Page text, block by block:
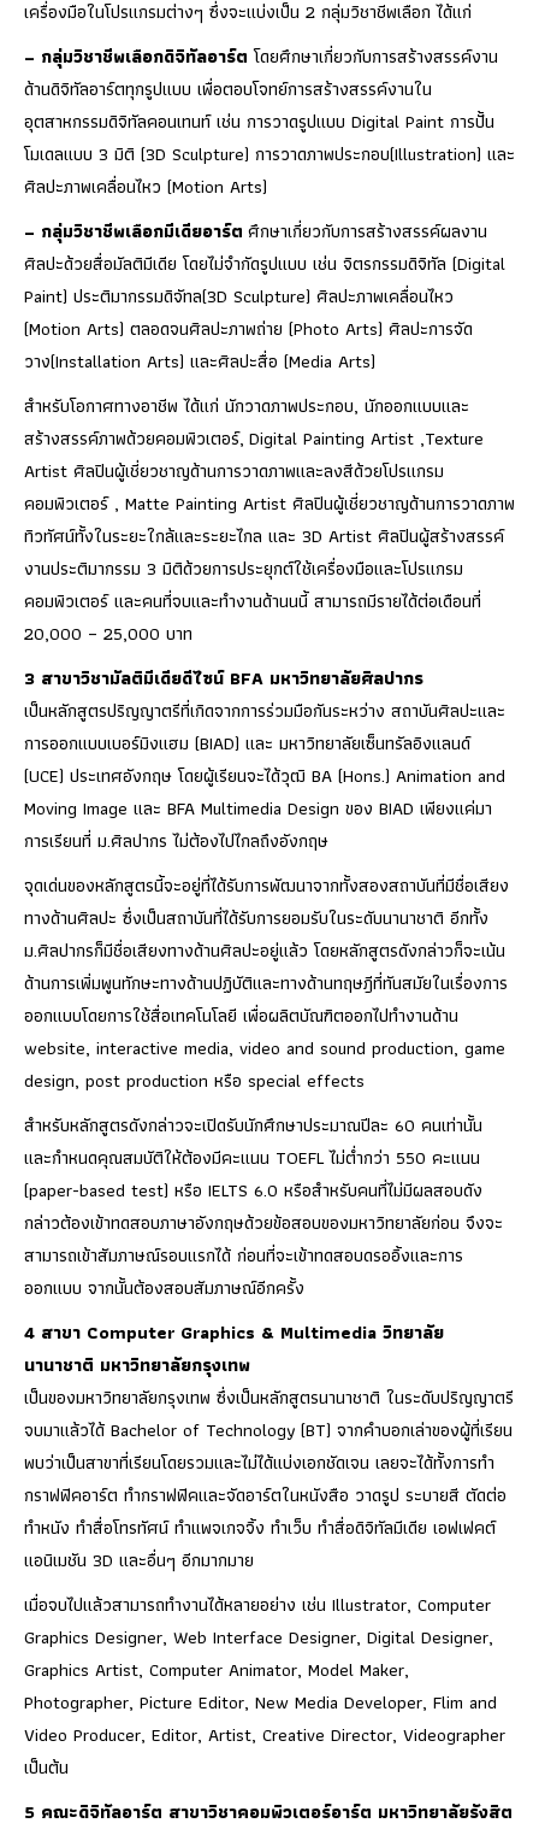
เครื่องมือในโปรแกรมต่างๆ ซึ่งจะแบ่งเป็น 2 กลุ่มวิชาชีพเลือก ได้แก่
– กลุ่มวิชาชีพเลือกดิจิทัลอาร์ตโดยศึกษาเกี่ยวกับการสร้างสรรค์งาน
ด้านดิจิทัลอาร์ตทุกรูปแบบ เพื่อตอบโจทย์การสร้างสรรค์งานใน
อุตสาหกรรมดิจิทัลคอนเทนท์ เช่น การวาดรูปแบบ Digital Paint การปั้น
โมเดลแบบ 3 มิติ (3D Sculpture) การวาดภาพประกอบ(Illustration) และ
ศิลปะภาพเคลื่อนไหว (Motion Arts)
– กลุ่มวิชาชีพเลือกมีเดียอาร์ต ศึกษาเกี่ยวกับการสร้างสรรค์ผลงาน
ศิลปะด้วยสื่อมัลติมีเดีย โดยไม่จำกัดรูปแบบ เช่น จิตรกรรมดิจิทัล (Digital
Paint) ประติมากรรมดิจัทล(3D Sculpture) ศิลปะภาพเคลื่อนไหว
(Motion Arts) ตลอดจนศิลปะภาพถ่าย (Photo Arts) ศิลปะการจัด
วาง(Installation Arts) และศิลปะสื่อ (Media Arts)
สำหรับโอกาศทางอาชีพ ได้แก่ นักวาดภาพประกอบ, นักออกแบบและ
สร้างสรรค์ภาพด้วยคอมพิวเตอร์, Digital Painting Artist ,Texture
Artist ศิลปินผู้เชี่ยวชาญด้านการวาดภาพและลงสีด้วยโปรแกรม
คอมพิวเตอร์ , Matte Painting Artist ศิลปินผู้เชี่ยวชาญด้านการวาดภาพ
ทิวทัศน์ทั้งในระยะใกล้และระยะไกล และ 3D Artist ศิลปินผู้สร้างสรรค์
งานประติมากรรม 3 มิติด้วยการประยุกต์ใช้เครื่องมือและโปรแกรม
คอมพิวเตอร์ และคนที่จบและทำงานด้านนนี้ สามารถมีรายได้ต่อเดือนที่
20,000 – 25,000 บาท
3 สาขาวิชามัลติมีเดียดีไซน์ BFA มหาวิทยาลัยศิลปากร
เป็นหลักสูตรปริญญาตรีที่เกิดจากการร่วมมือกันระหว่าง สถาบันศิลปะและ
การออกแบบเบอร์มิงแฮม (BIAD) และ มหาวิทยาลัยเซ็นทรัลอิงแลนด์
(UCE) ประเทศอังกฤษ โดยผู้เรียนจะได้วุฒิ BA (Hons.) Animation and
Moving Image และ BFA Multimedia Design ของ BIAD เพียงแค่มา
การเรียนที่ ม.ศิลปากร ไม่ต้องไปไกลถึงอังกฤษ
จุดเด่นของหลักสูตรนี้จะอยู่ที่ได้รับการพัฒนาจากทั้งสองสถาบันที่มีชื่อเสียง
ทางด้านศิลปะ ซึ่งเป็นสถาบันที่ได้รับการยอมรับในระดับนานาชาติ อีกทั้ง
ม.ศิลปากรก็มีชื่อเสียงทางด้านศิลปะอยู่แล้ว โดยหลักสูตรดังกล่าวก็จะเน้น
ด้านการเพิ่มพูนทักษะทางด้านปฏิบัติและทางด้านทฤษฎีที่ทันสมัยในเรื่องการ
ออกแบบโดยการใช้สื่อเทคโนโลยี เพื่อผลิตบัณฑิตออกไปทำงานด้าน
website, interactive media, video and sound production, game
design, post production หรือ special effects
สำหรับหลักสูตรดังกล่าวจะเปิดรับนักศึกษาประมาณปีละ 60 คนเท่านั้น
และกำหนดคุณสมบัติให้ต้องมีคะแนน TOEFL ไม่ต่ำกว่า 550 คะแนน
(paper-based test) หรือ IELTS 6.0 หรือสำหรับคนที่ไม่มีผลสอบดัง
กล่าวต้องเข้าทดสอบภาษาอังกฤษด้วยข้อสอบของมหาวิทยาลัยก่อน จึงจะ
สามารถเข้าสัมภาษณ์รอบแรกได้ ก่อนที่จะเข้าทดสอบดรออิ้งและการ
ออกแบบ จากนั้นต้องสอบสัมภาษณ์อีกครั้ง
4 สาขา Computer Graphics & Multimedia วิทยาลัย
นานาชาติ มหาวิทยาลัยกรุงเทพ
เป็นของมหาวิทยาลัยกรุงเทพ ซึ่งเป็นหลักสูตรนานาชาติ ในระดับปริญญาตรี
จบมาแล้วได้ Bachelor of Technology (BT) จากคำบอกเล่าของผู้ที่เรียน
พบว่าเป็นสาขาที่เรียนโดยรวมและไม่ได้แบ่งเอกชัดเจน เลยจะได้ทั้งการทำ
กราฟฟิคอาร์ต ทำกราฟฟิคและจัดอาร์ตในหนังสือ วาดรูป ระบายสี ตัดต่อ
ทำหนัง ทำสื่อโทรทัศน์ ทำแพจเกจจิ้ง ทำเว็บ ทำสื่อดิจิทัลมีเดีย เอฟเฟคต์
แอนิเมชัน 3D และอื่นๆ อีกมากมาย
เมื่อจบไปแล้วสามารถทำงานได้หลายอย่าง เช่น Illustrator, Computer
Graphics Designer, Web Interface Designer, Digital Designer,
Graphics Artist, Computer Animator, Model Maker,
Photographer, Picture Editor, New Media Developer, Flim and
Video Producer, Editor, Artist, Creative Director, Videographer
เป็นต้น
5 คณะดิจิทัลอาร์ต สาขาวิชาคอมพิวเตอร์อาร์ต มหาวิทยาลัยรังสิต